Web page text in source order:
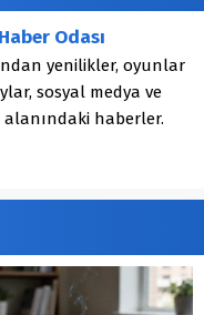
Odası
yenilikler, oyunlar
sosyal medya ve
haberler.